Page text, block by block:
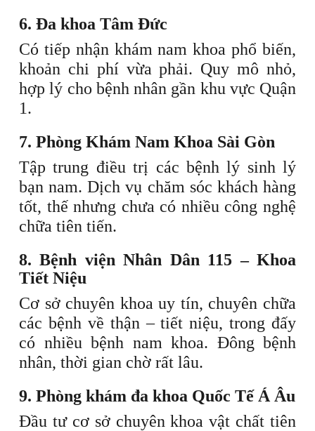
6. Đa khoa Tâm Đức
Có tiếp nhận khám nam khoa phổ biến,
khoản chi phí vừa phải. Quy mô nhỏ,
hợp lý cho bệnh nhân gần khu vực Quận
1.
7. Phòng Khám Nam Khoa Sài Gòn
Tập trung điều trị các bệnh lý sinh lý
bạn nam. Dịch vụ chăm sóc khách hàng
tốt, thế nhưng chưa có nhiều công nghệ
chữa tiên tiến.
8. Bệnh viện Nhân Dân 115 – Khoa
Tiết Niệu
Cơ sở chuyên khoa uy tín, chuyên chữa
các bệnh về thận – tiết niệu, trong đấy
có nhiều bệnh nam khoa. Đông bệnh
nhân, thời gian chờ rất lâu.
9. Phòng khám đa khoa Quốc Tế Á Âu
Đầu tư cơ sở chuyên khoa vật chất tiên